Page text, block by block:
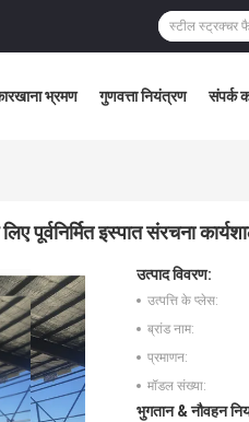
भ्रमण गुणवत्ता नियंत्रण संपर्क
इस्पात संरचना
उत्पाद विवरण:
उत्पत्ति के प्लेस:
ब्रांड नाम:
प्रमाणन:
मॉडल संख्या:
भुगतान & नौवहन